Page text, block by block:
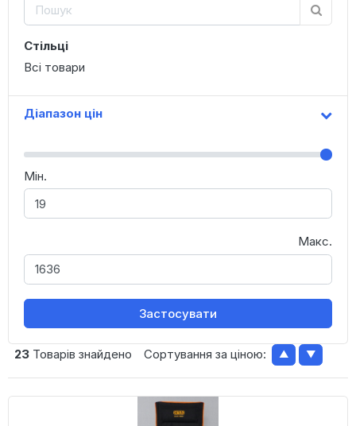
Стільці
Всі товари
Діапазон цін
Мін.
Макс.
Застосувати
23Товарів знайдено Сортування за ціною: ▲ ▼